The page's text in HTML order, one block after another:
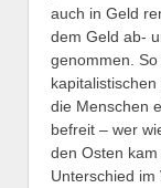
auch in Geld
dem Geld ab-
genommen.
die Menschen
befreit – wer
den Osten
Unterschied